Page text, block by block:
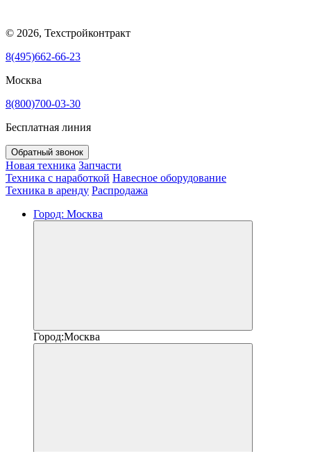
© 2026, Техстройконтракт
8(495)662-66-23
Москва
8(800)700-03-30
Бесплатная линия
Обратный звонок
Новая техника Запчасти
Техника с наработкой Навесное оборудование
Техника в аренду Распродажа
Город: Москва
Город:Москва